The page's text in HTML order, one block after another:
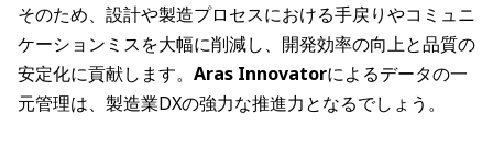
そのため、設計や製造プロセスにおける手戻りやコミュニ
ケーションミスを大幅に削減し、開発効率の向上と品質の
安定化に貢献します。 Aras Innovatorによるデータの一
元管理は、製造業DXの強力な推進力となるでしょう。